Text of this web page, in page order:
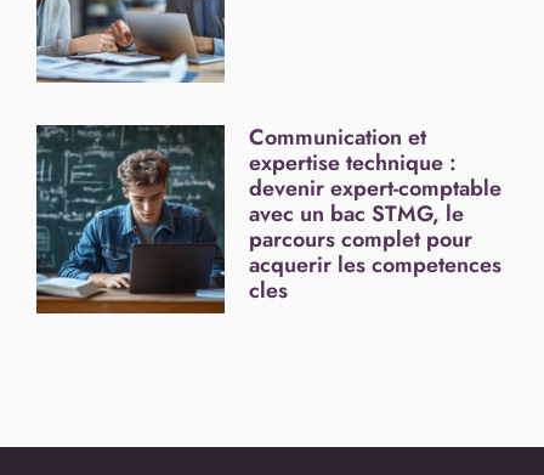
Communication et
expertise technique :
devenir expert-comptable
avec un bac STMG, le
parcours complet pour
acquerir les competences
cles